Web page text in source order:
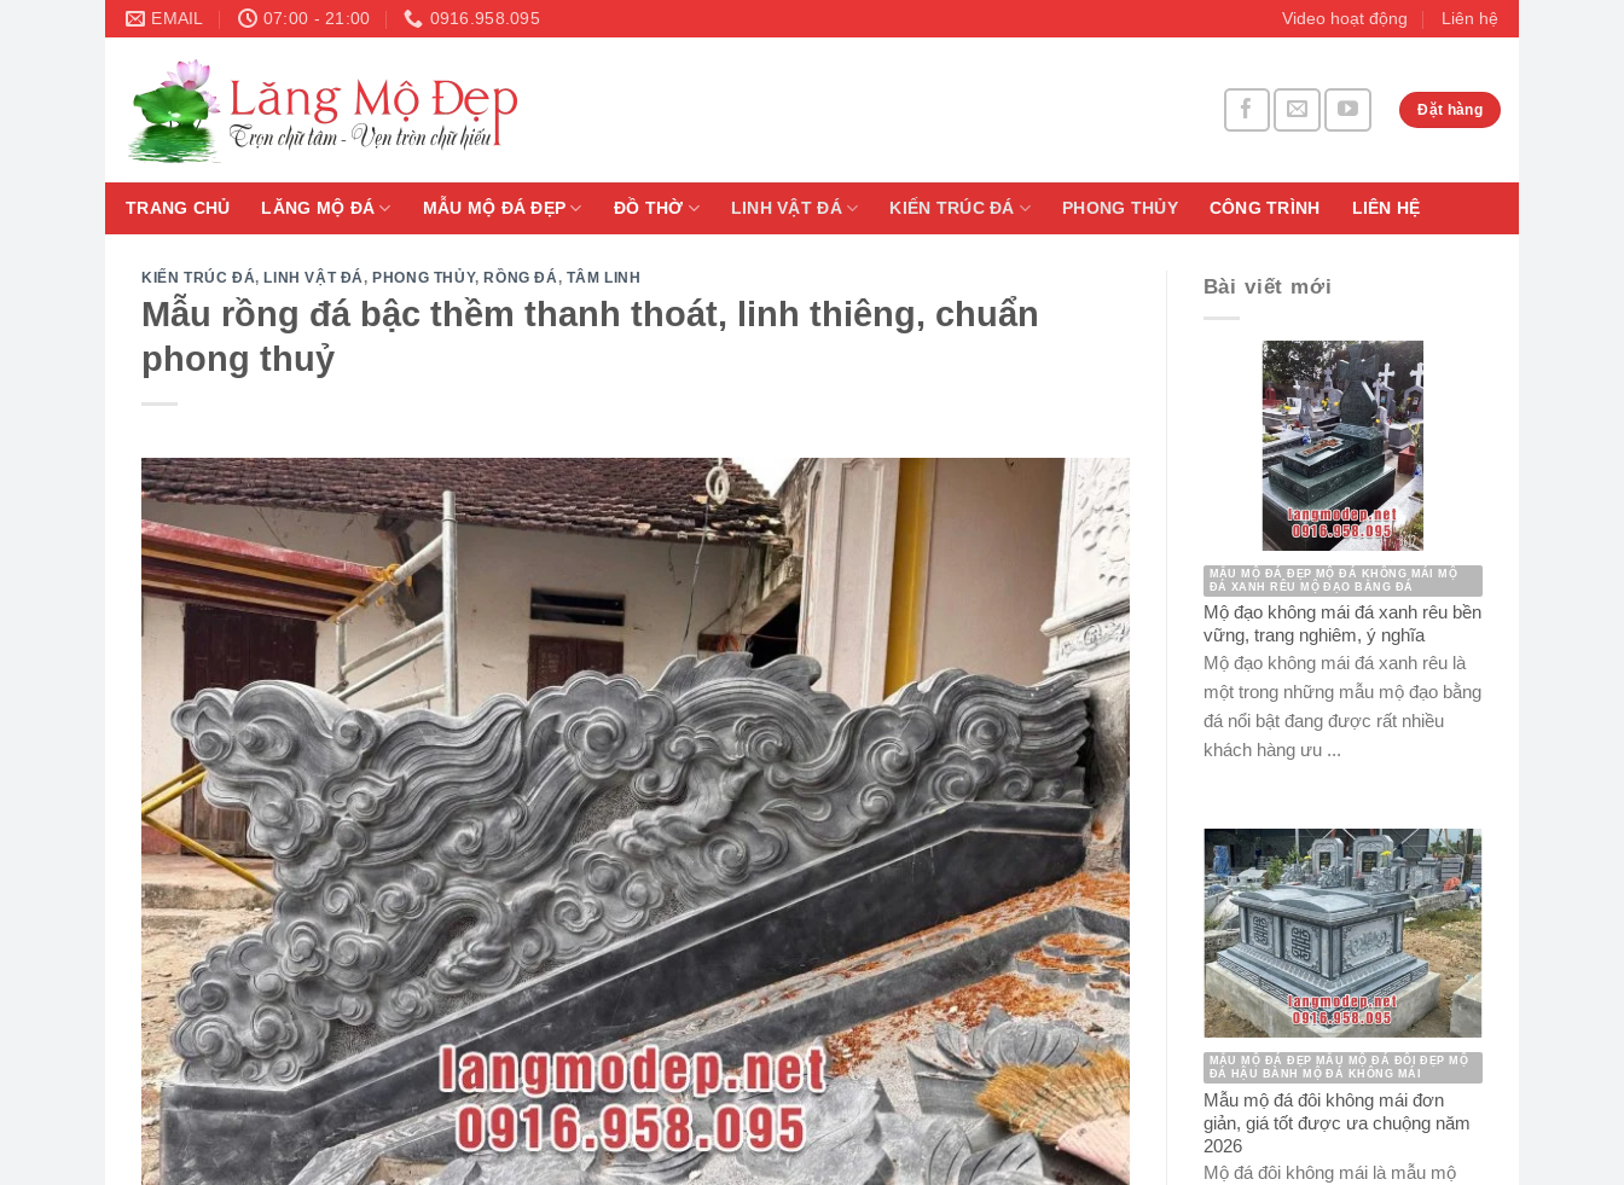
Skip
content
EMAIL 07:00 - 21:00 0916.958.095 Video hoạt động Liên hệ
Đặt hàng
TRANG CHỦ LĂNG MỘ ĐÁ MẪU MỘ ĐÁ ĐẸP ĐỒ THỜ LINH VẬT ĐÁ KIẾN TRÚC ĐÁ PHONG THỦY CÔNG TRÌNH LIÊN HỆ
KIẾN TRÚC ĐÁ, LINH VẬT ĐÁ, PHONG THỦY, RỒNG ĐÁ, TÂM LINH
Mẫu rồng đá bậc thềm thanh thoát, linh thiêng, chuẩn
phong thuỷ
Bài viết mới
MẪU MỘ ĐÁ ĐẸP MỘ ĐÁ KHÔNG MÁI MỘ
ĐÁ XANH RÊU MỘ ĐẠO BẰNG ĐÁ
Mộ đạo không mái đá xanh rêu bền
vững, trang nghiêm, ý nghĩa
Mộ đạo không mái đá xanh rêu là
một trong những mẫu mộ đạo bằng
đá nổi bật đang được rất nhiều
khách hàng ưu ...
MẪU MỘ ĐÁ ĐẸP MẪU MỘ ĐÁ ĐÔI ĐẸP MỘ
ĐÁ HẬU BÀNH MỘ ĐÁ KHÔNG MÁI
Mẫu mộ đá đôi không mái đơn
giản, giá tốt được ưa chuộng năm
2026
Mộ đá đôi không mái là mẫu mộ